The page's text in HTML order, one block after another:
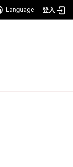
Language 登入